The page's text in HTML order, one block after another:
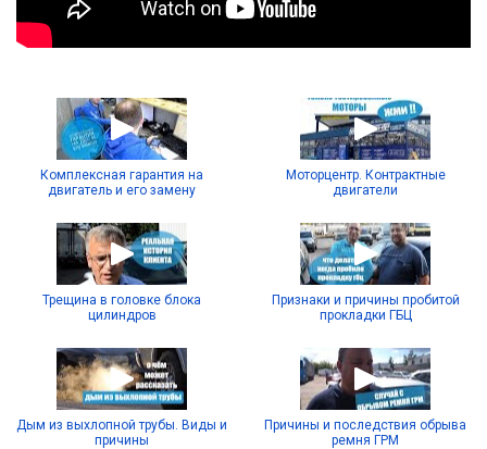
Комплексная гарантия на
двигатель и его замену
Моторцентр. Контрактные
двигатели
Трещина в головке блока
цилиндров
Признаки и причины пробитой
прокладки ГБЦ
Дым из выхлопной трубы. Виды и
причины
Причины и последствия обрыва
ремня ГРМ